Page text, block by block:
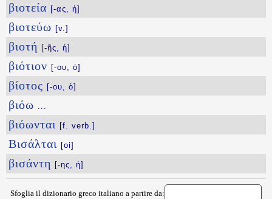
βιοτεία [-ας, ἡ]
βιοτεύω [v.]
βιοτή [-ῆς, ἡ]
βιότιον [-ου, ὁ]
βίοτος [-ου, ὁ]
βιόω ...
βιόωνται [f. verb.]
Βισάλται [οἱ]
βισάντη [-ης, ἡ]
Sfoglia il dizionario greco italiano a partire da: